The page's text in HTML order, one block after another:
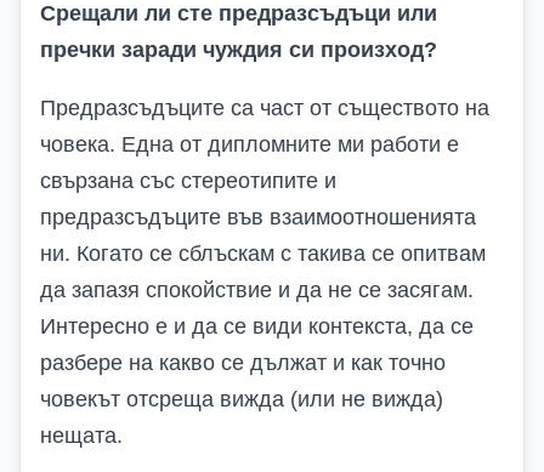
Срещали ли сте предразсъдъци или
пречки заради чуждия си произход?
Предразсъдъците са част от съществото на
човека. Една от дипломните ми работи е
свързана със стереотипите и
предразсъдъците във взаимоотношенията
ни. Когато се сблъскам с такива се опитвам
да запазя спокойствие и да не се засягам.
Интересно е и да се види контекста, да се
разбере на какво се дължат и как точно
човекът отсреща вижда (или не вижда)
нещата.